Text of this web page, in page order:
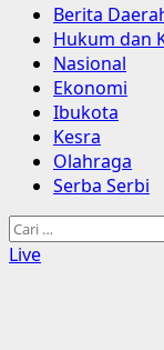
Primary
Menu
Berita
Hukum dan
Nasional
Ekonomi
Ibukota
Kesra
Olahraga
Serba Serbi
Cari
untuk:
Live